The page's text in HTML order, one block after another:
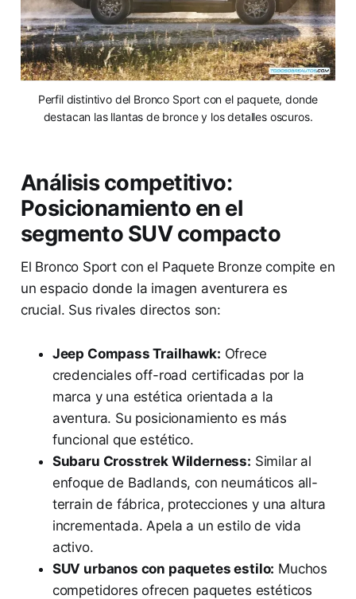
Perfil distintivo del Bronco Sport con el paquete, donde
destacan las llantas de bronce y los detalles oscuros.
Análisis competitivo:
Posicionamiento en el
segmento SUV compacto
El Bronco Sport con el Paquete Bronze compite en
un espacio donde la imagen aventurera es
crucial. Sus rivales directos son:
Jeep Compass Trailhawk: Ofrece
credenciales off-road certificadas por la
marca y una estética orientada a la
aventura. Su posicionamiento es más
funcional que estético.
Subaru Crosstrek Wilderness: Similar al
enfoque de Badlands, con neumáticos all-
terrain de fábrica, protecciones y una altura
incrementada. Apela a un estilo de vida
activo.
SUV urbanos con paquetes estilo: Muchos
competidores ofrecen paquetes estéticos